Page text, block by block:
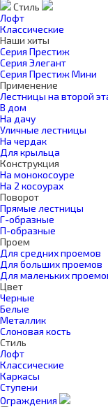
Стиль
Лофт
Классические
Наши хиты
Серия Престиж
Серия Элегант
Серия Престиж Мини
Применение
Лестницы на второй
В дом
На дачу
Уличные лестницы
На чердак
Для крыльца
Конструкция
На монокосоуре
На 2 косоурах
Поворот
Прямые лестницы
Г-образные
П-образные
Проем
Для средних проемов
Для больших проемов
Для маленьких
Цвет
Черные
Белые
Металлик
Слоновая кость
Стиль
Лофт
Классические
Каркасы
Ступени
Ограждения